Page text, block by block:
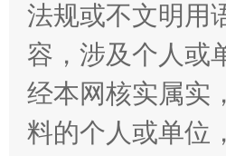
法规或不文明用
容，涉及个人或
经本网核实属实
料的个人或单位